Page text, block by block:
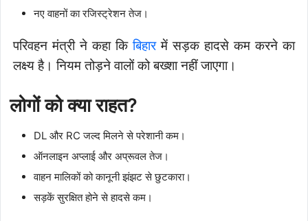
नए वाहनों का रजिस्ट्रेशन तेज।
परिवहन मंत्री ने कहा किबिहारमें सड़क हादसे कम करने का
लक्ष्य है। नियम तोड़ने वालों को बख्शा नहीं जाएगा।
लोगों को क्या राहत?
DL और RC जल्द मिलने से परेशानी कम।
ऑनलाइन अप्लाई और अप्रूवल तेज।
वाहन मालिकों को कानूनी झंझट से छुटकारा।
सड़कें सुरक्षित होने से हादसे कम।